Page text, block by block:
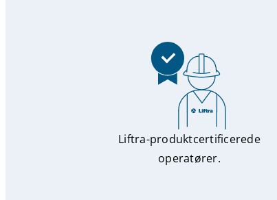
Liftra-produktcertificerede
operatører.